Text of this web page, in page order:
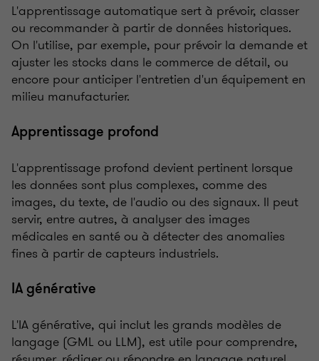
L'apprentissage automatique sert à prévoir, classer
ou recommander à partir de données historiques.
On l'utilise, par exemple, pour prévoir la demande et
ajuster les stocks dans le commerce de détail, ou
encore pour anticiper l'entretien d'un équipement en
milieu manufacturier.
Apprentissage profond
L'apprentissage profond devient pertinent lorsque
les données sont plus complexes, comme des
images, du texte, de l'audio ou des signaux. Il peut
servir, entre autres, à analyser des images
médicales en santé ou à détecter des anomalies
fines à partir de capteurs industriels.
IA générative
L'IA générative, qui inclut les grands modèles de
langage (GML ou LLM), est utile pour comprendre,